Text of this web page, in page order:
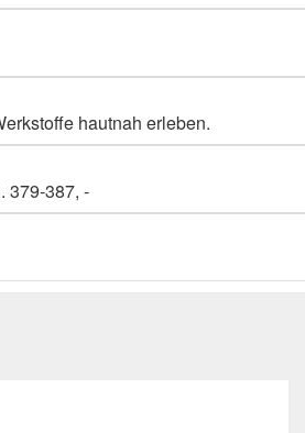
hautnah erleben.
379-387, -